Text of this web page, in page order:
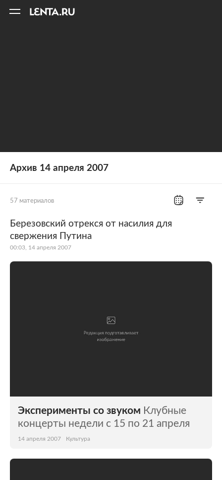
Архив 14 апреля 2007
57 материалов
Все рубрики Россия
Мир
Путешествия
Березовский отрекся от насилия для
свержения Путина
00:03, 14 апреля 2007
Эксперименты со звуком Клубные
концерты недели с 15 по 21 апреля
14 апреля 2007 Культура